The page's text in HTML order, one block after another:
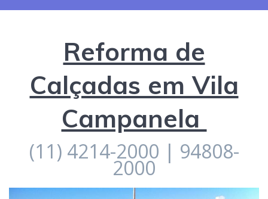
Reforma de
Calçadas em Vila
Campanela
(11) 4214-2000 | 94808-
2000